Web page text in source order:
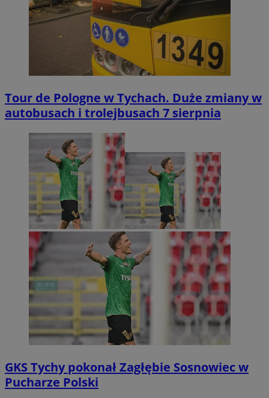
Tour de Pologne w Tychach. Duże zmiany w
autobusach i trolejbusach 7 sierpnia
GKS Tychy pokonał Zagłębie Sosnowiec w
Pucharze Polski